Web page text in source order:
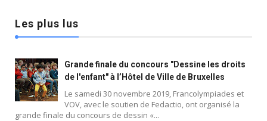
Les plus lus
Grande finale du concours "Dessine les droits
de l'enfant" à l’Hôtel de Ville de Bruxelles
Le samedi 30 novembre 2019, Francolympiades et
VOV, avec le soutien de Fedactio, ont organisé la
grande finale du concours de dessin «...